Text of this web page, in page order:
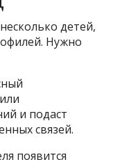
детей,
Нужно
и подаст
связей.
появится